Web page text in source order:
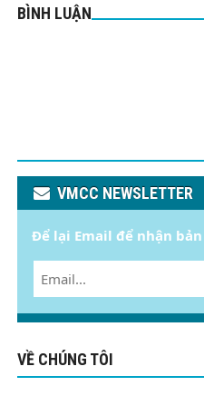
BÌNH LUẬN
VMCC NEWSLETTER
Để lại Email để nhận
VỀ CHÚNG TÔI